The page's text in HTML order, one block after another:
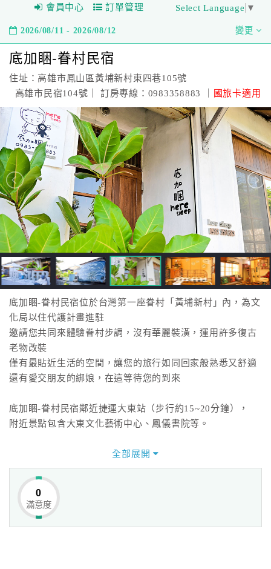
會員中心 訂單管理 Select Language ▼
2026/08/11 - 2026/08/12 變更
底加睏-眷村民宿
住址：高雄市鳳山區黃埔新村東四巷105號
高雄市民宿104號｜ 訂房專線：0983358883 ｜
國旅卡適用
底加睏-眷村民宿位於台灣第一座眷村「黃埔新村」內，為文
化局以住代護計畫進駐
邀請您共同來體驗眷村步調，沒有華麗裝潢，運用許多復古
老物改裝
僅有最貼近生活的空間，讓您的旅行如同回家般熟悉又舒適
還有愛交朋友的綁娘，在這等待您的到來
底加睏-眷村民宿鄰近捷運大東站（步行約15~20分鐘），
附近景點包含大東文化藝術中心、鳳儀書院等。
全部展開
0
滿意度